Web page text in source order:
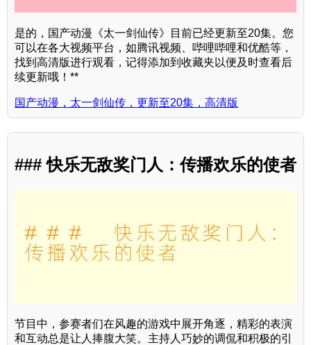
是的，国产动漫《太一剑仙传》目前已经更新至20集。您
可以在各大视频平台，如腾讯视频、哔哩哔哩和优酷等，
找到高清版进行观看，记得添加到收藏夹以便及时查看后
续更新哦！**
国产动漫，太一剑仙传，更新至20集，高清版
### 快乐无敌奖门人：传播欢乐的使者
节目中，参赛者们在风趣的游戏中展开角逐，精彩的表演
和互动总是让人捧腹大笑。主持人巧妙的调侃和积极的引